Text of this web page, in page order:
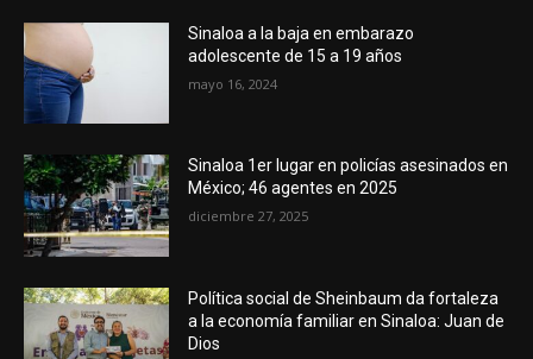
Sinaloa a la baja en embarazo
adolescente de 15 a 19 años
mayo 16, 2024
Sinaloa 1er lugar en policías asesinados en
México; 46 agentes en 2025
diciembre 27, 2025
Política social de Sheinbaum da fortaleza
a la economía familiar en Sinaloa: Juan de
Dios